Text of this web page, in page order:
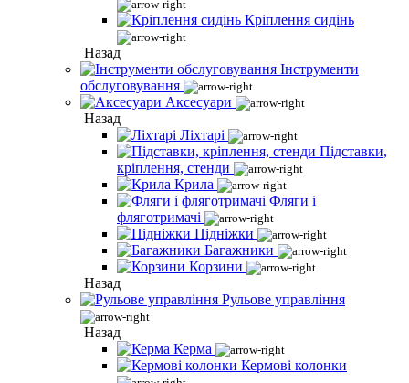
Кріплення сидінь
Назад
Інструменти
обслуговування
Аксесуари
Назад
Ліхтарі
Підставки,
кріплення, стенди
Крила
Фляги і
фляготримачі
Підніжки
Багажники
Корзини
Назад
Рульове управління
Назад
Керма
Кермові колонки